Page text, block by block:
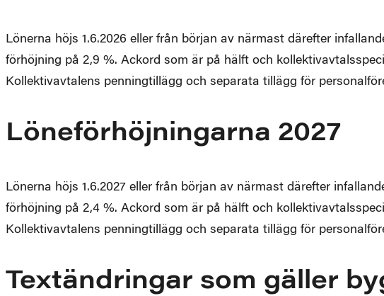
Lönerna höjs 1.6.2026 eller från början av närmast därefter
förhöjning på 2,9 %. Ackord som är på hälft och
Kollektivavtalens penningtillägg och separata tillägg för
Löneförhöjningarna 2027
Lönerna höjs 1.6.2027 eller från början av närmast därefter
förhöjning på 2,4 %. Ackord som är på hälft och
Kollektivavtalens penningtillägg och separata tillägg för
Textändringar som gäller